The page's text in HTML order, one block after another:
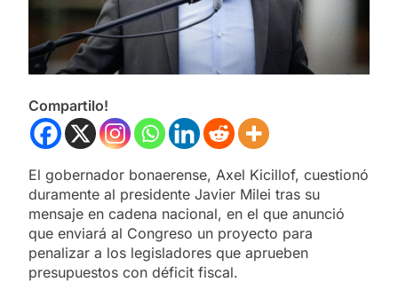
Compartilo!
El gobernador bonaerense, Axel Kicillof, cuestionó
duramente al presidente Javier Milei tras su
mensaje en cadena nacional, en el que anunció
que enviará al Congreso un proyecto para
penalizar a los legisladores que aprueben
presupuestos con déficit fiscal.